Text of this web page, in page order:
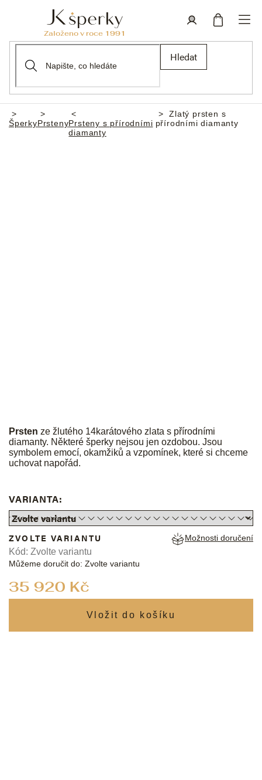
Hledat
Domů
ŠperkyPrstenyPrsteny s přírodními
diamanty
Zlatý prsten s
přírodními diamanty
Prsten ze žlutého 14karátového zlata s přírodními
diamanty. Některé šperky nejsou jen ozdobou. Jsou
symbolem emocí, okamžiků a vzpomínek, které si chceme
uchovat napořád.
VARIANTA:
35 920 Kč
ZVOLTE VARIANTU
Můžeme doručit do: Zvolte variantu
Možnosti doručení
Kód: Zvolte variantu